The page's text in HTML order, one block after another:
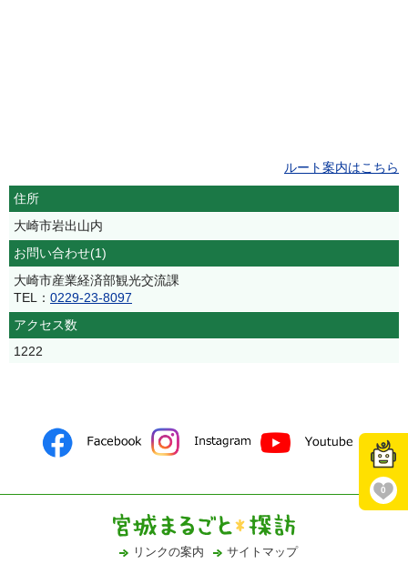
ルート案内はこちら
住所
大崎市岩出山内
お問い合わせ(1)
大崎市産業経済部観光交流課
TEL： 0229-23-8097
アクセス数
1222
0
リンクの案内 サイトマップ